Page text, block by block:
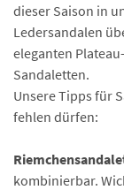
dieser Saison in
Ledersandalen
eleganten
Sandaletten.
Unsere Tipps für
fehlen dürfen:
kombinierbar.